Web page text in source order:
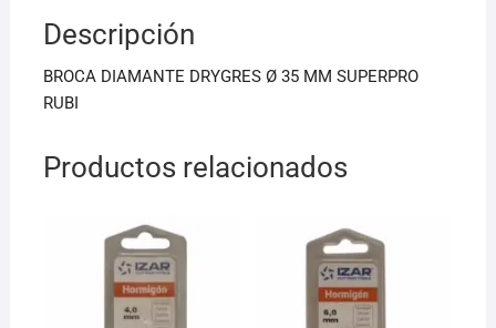
o
o
p
p
Descripción
BROCA DIAMANTE DRYGRES Ø 35 MM SUPERPRO
RUBI
Productos relacionados